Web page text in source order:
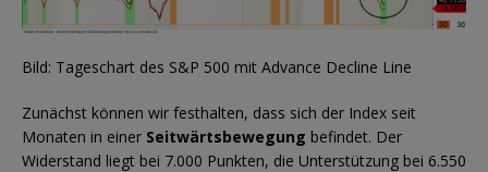
Bild: Tageschart des S&P 500 mit Advance Decline Line
Zunächst können wir festhalten, dass sich der Index seit
Monaten in einer Seitwärtsbewegung befindet. Der
Widerstand liegt bei 7.000 Punkten, die Unterstützung bei 6.550